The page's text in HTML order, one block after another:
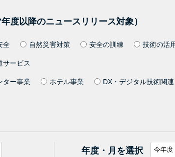
度以降のニュースリリース対象）
全 自然災害対策 安全の訓練 技術の活
サービス
ター事業 ホテル事業 DX・デジタル技術関連
年度・月を選択